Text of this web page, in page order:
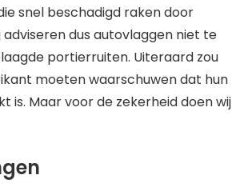
snel beschadigd raken door
adviseren dus autovlaggen niet te
portierruiten. Uiteraard zou
moeten waarschuwen dat hun
is. Maar voor de zekerheid doen wij